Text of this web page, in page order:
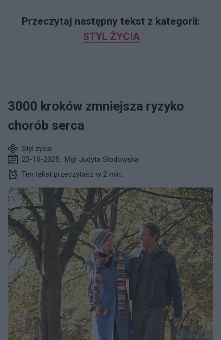
Przeczytaj następny tekst z kategorii:
STYL ŻYCIA
3000 kroków zmniejsza ryzyko
chorób serca
Styl życia
23-10-2025, Mgr Judyta Słodowska
Ten tekst przeczytasz w 2 min.
ojoimages